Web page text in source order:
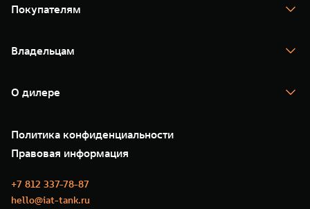
TANK 400
TANK 500
Покупателям
Тест-драйв
TANK Финансы
Корпоративным клиентам
Зарядные станции
Владельцам
Помощь на дороге
Новые цифровые сервисы TANK
Сервис
Нулевое ТО
Моторные масла
О дилере
35 лет GWM
GWM ТЕХ ДЕНЬ
Новости
Политика конфиденциальности
Правовая информация
+7 812 337-78-87
hello@iat-tank.ru